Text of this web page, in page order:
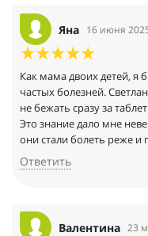
Яна 16 июня
Как мама двоих детей, я
частых болезней.
не бежать сразу за
Это знание дало мне
они стали болеть реже и
Ответить
Валентина 23